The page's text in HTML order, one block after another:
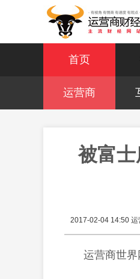
首页
运营商
被富
2017-02-04 14:50 运
运营商世